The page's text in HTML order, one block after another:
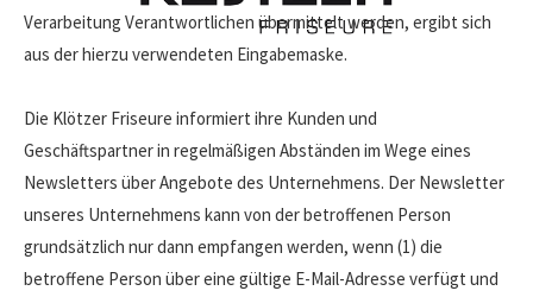
Verarbeitung Verantwortlichen übermittelt werden, ergibt sich
aus der hierzu verwendeten Eingabemaske.
Die Klötzer Friseure informiert ihre Kunden und
Geschäftspartner in regelmäßigen Abständen im Wege eines
Newsletters über Angebote des Unternehmens. Der Newsletter
unseres Unternehmens kann von der betroffenen Person
grundsätzlich nur dann empfangen werden, wenn (1) die
betroffene Person über eine gültige E-Mail-Adresse verfügt und